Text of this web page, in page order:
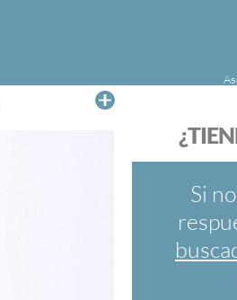
FundéuRAE
cuyo objetivo
español en
Internet.
Si